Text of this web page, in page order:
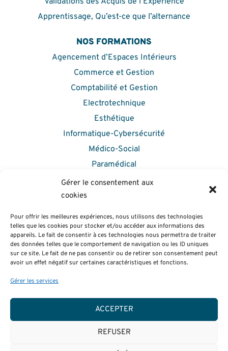
Gérer le consentement aux
cookies
Pour offrir les meilleures expériences, nous utilisons des technologies
telles que les cookies pour stocker et/ou accéder aux informations des
appareils. Le fait de consentir à ces technologies nous permettra de traiter
des données telles que le comportement de navigation ou les ID uniques
sur ce site. Le fait de ne pas consentir ou de retirer son consentement peut
avoir un effet négatif sur certaines caractéristiques et fonctions.
Gérer les services
ACCEPTER
REFUSER
Apprentissage, Qu’est-ce que l’alternance
NOS FORMATIONS
Agencement d’Espaces Intérieurs
Commerce et Gestion
Comptabilité et Gestion
Electrotechnique
Esthétique
Informatique-Cybersécurité
Médico-Social
Paramédical
VAE – Formation Continue
Comment s’inscrire
VIE ÉTUDIANTE
Le Bureau Des Étudiants
Le Centre de ressources
Ouverture à l’international
Activités étudiantes